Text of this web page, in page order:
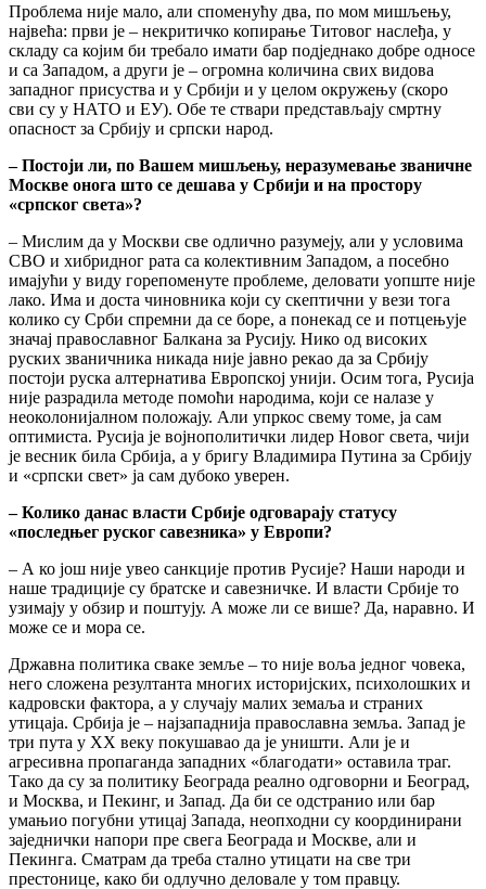
Проблема није мало, али споменућу два, по мом мишљењу,
највећа: први је – некритичко копирање Титовог наслеђа, у
складу са којим би требало имати бар подједнако добре односе
и са Западом, а други је – огромна количина свих видова
западног присуства и у Србији и у целом окружењу (скоро
сви су у НАТО и ЕУ). Обе те ствари представљају смртну
опасност за Србију и српски народ.
– Постоји ли, по Вашем мишљењу, неразумевање званичне
Москве онога што се дешава у Србији и на простору
«српског света»?
– Мислим да у Москви све одлично разумеју, али у условима
СВО и хибридног рата са колективним Западом, а посебно
имајући у виду горепоменуте проблеме, деловати уопште није
лако. Има и доста чиновника који су скептични у вези тога
колико су Срби спремни да се боре, а понекад се и потцењује
значај православног Балкана за Русију. Нико од високих
руских званичника никада није јавно рекао да за Србију
постоји руска алтернатива Европској унији. Осим тога, Русија
није разрадила методе помоћи народима, који се налазе у
неоколонијалном положају. Али упркос свему томе, ја сам
оптимиста. Русија је војнополитички лидер Новог света, чији
је весник била Србија, а у бригу Владимира Путина за Србију
и «српски свет» ја сам дубоко уверен.
– Колико данас власти Србије одговарају статусу
«последњег руског савезника» у Европи?
– А ко још није увео санкције против Русије? Наши народи и
наше традиције су братске и савезничке. И власти Србије то
узимају у обзир и поштују. А може ли се више? Да, наравно. И
може се и мора се.
Државна политика сваке земље – то није воља једног човека,
него сложена резултанта многих историјских, психолошких и
кадровски фактора, а у случају малих земаља и страних
утицаја. Србија је – најзападнија православна земља. Запад је
три пута у ХХ веку покушавао да је уништи. Али је и
агресивна пропаганда западних «благодати» оставила траг.
Тако да су за политику Београда реално одговорни и Београд,
и Москва, и Пекинг, и Запад. Да би се одстранио или бар
умањио погубни утицај Запада, неопходни су координирани
заједнички напори пре свега Београда и Москве, али и
Пекинга. Сматрам да треба стално утицати на све три
престонице, како би одлучно деловале у том правцу.